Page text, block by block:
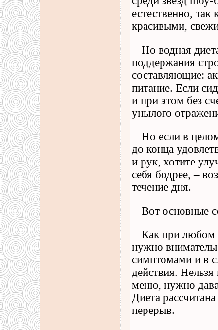
естественно, так
красивыми,
Но водная
поддержания
составляющие:
питание. Если
и при этом без
унылого
Но если в
до конца
и рук, хотите
себя бодрее, –
течение дня.
Вот основные
Как при любом
нужно
симптомами и в
действия.
меню, нужно
Диета
перерыв.